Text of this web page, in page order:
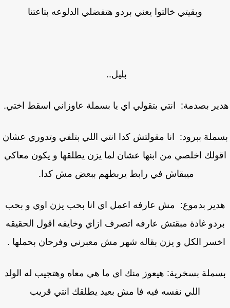
وبقيتي خالتوا يعني بردو هتفضلي الدلوعه بتاعتنا
بليل..
بصدمة: انتي بتقولي اي يا بسملة عاوزاني اسقط اختي.
ببرود: انا مقولتش كدا انتي اللي بتلفي وتدوري عشان
اخلصي من ابنها عشان لما يزن يطلقها و يكون معاكي
ميبقاش في رابط يربطهم ببعض مش كدا.
بدموع: مش عارفه اعمل اي انا بحب يزن اوي و بحب
غادة مبقتش عارفه اتصرف ازاي وخايفه اقول الحقيقه
الكل و يزن بقاله شهر مش معبرني وفرحان بحملها .
بسخرية: هيعوز منك اي ما هي معاه وهتجيب له الولد
اللي نفسه فيه فا مش بعيد يطلقك انتي قريب